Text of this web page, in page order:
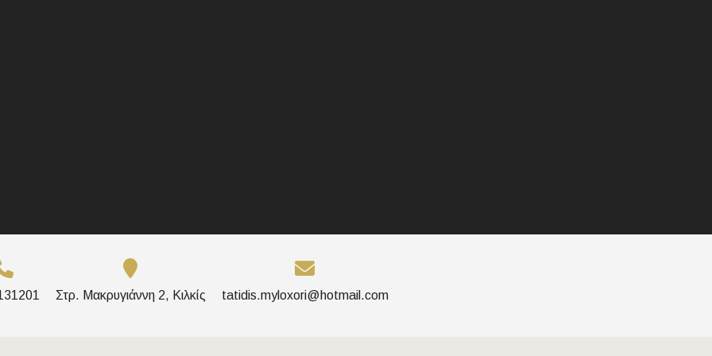
Στρ. Μακρυγιάννη 2, Κιλκίς tatidis.myloxori@hotmail.com